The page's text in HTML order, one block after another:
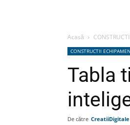
Acasă
CONSTRUCTII
Tabla
De către CreatiiDigitale